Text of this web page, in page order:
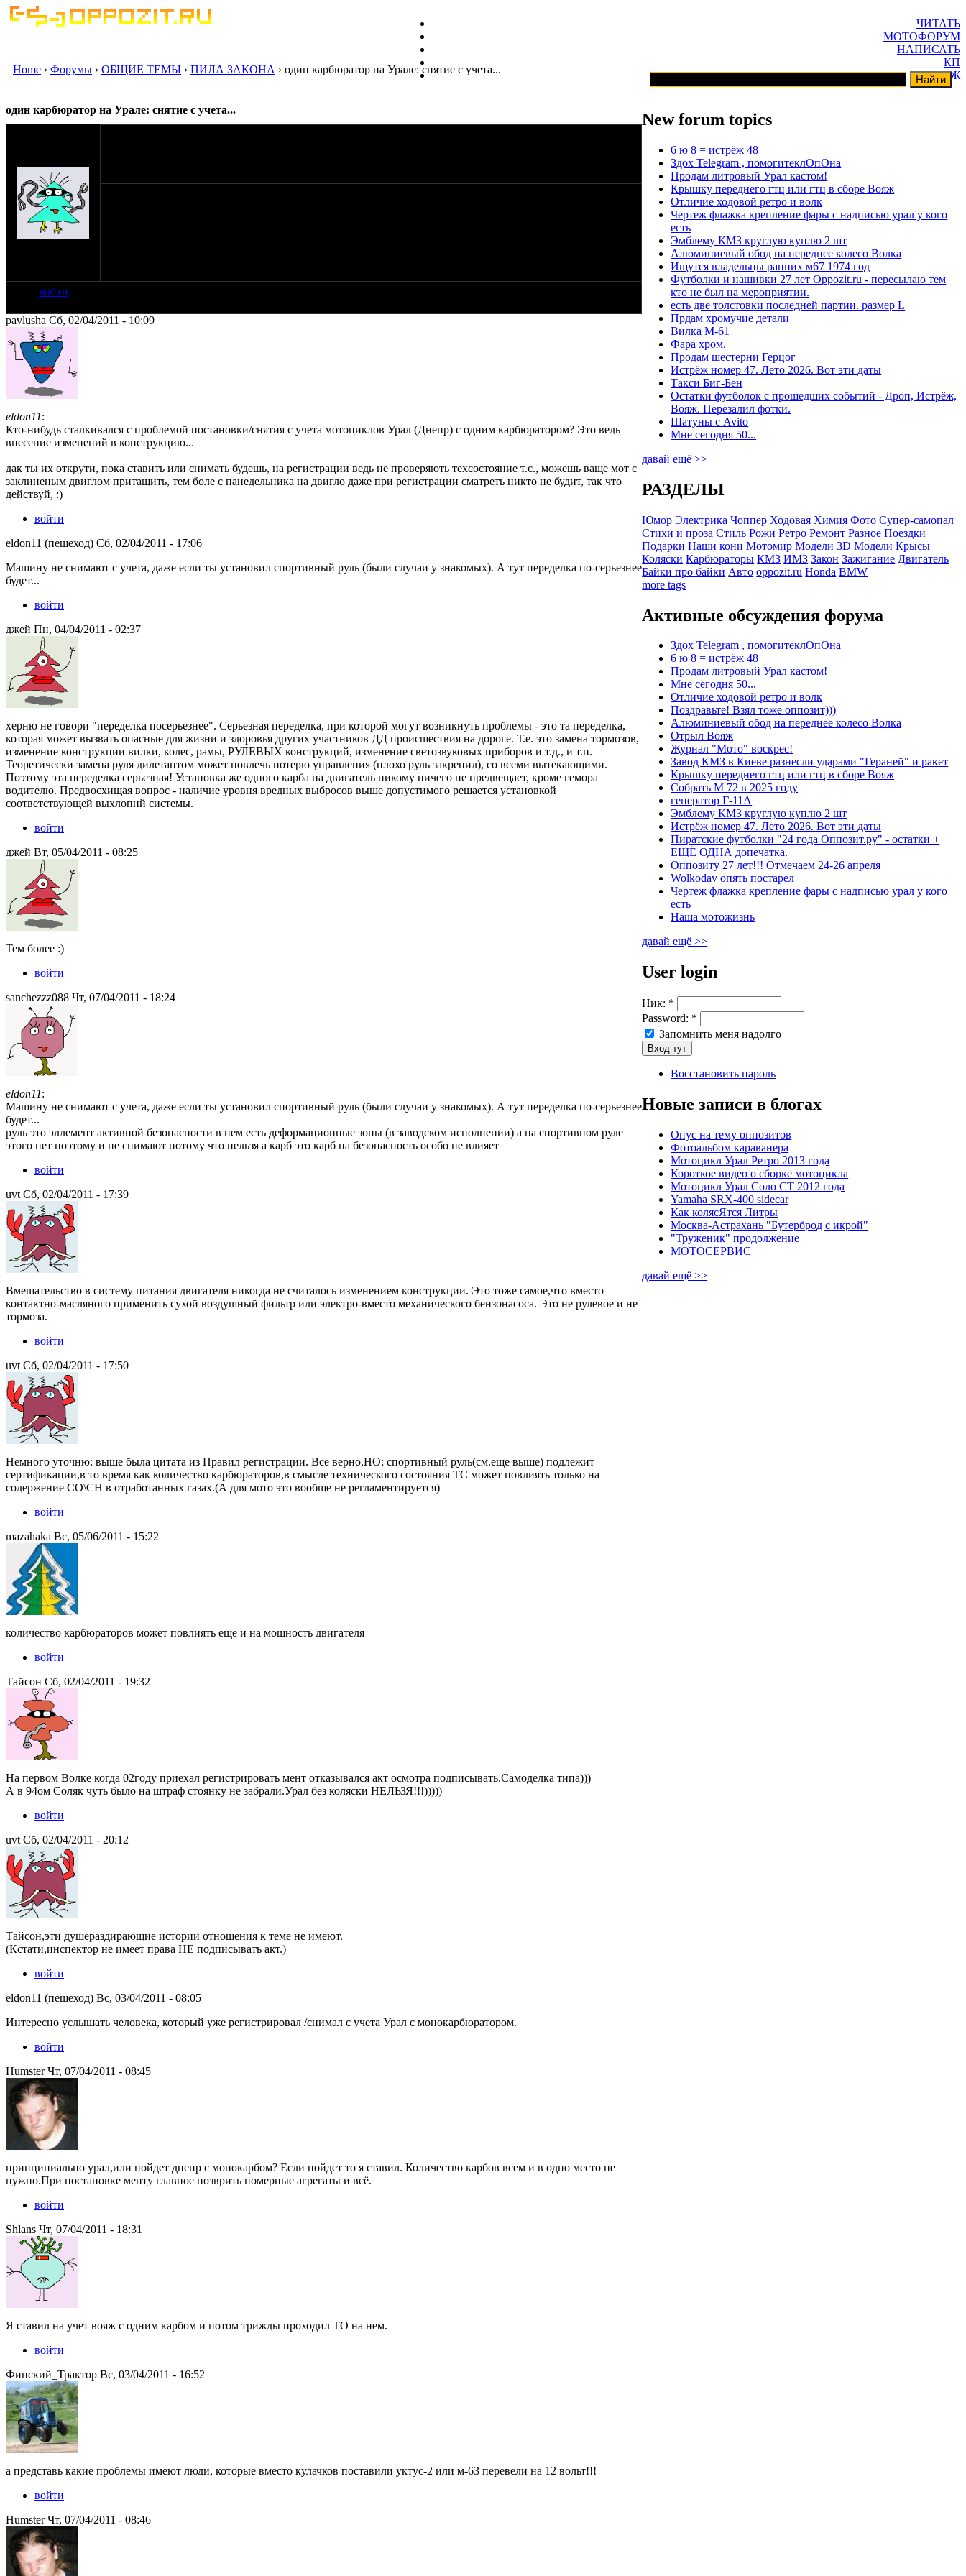
ЧИТАТЬ
МОТОФОРУМ
НАПИСАТЬ
КП
ГАРАЖ
Home › Форумы › ОБЩИЕ ТЕМЫ › ПИЛА ЗАКОНА › один карбюратор на Урале: снятие с учета...
один карбюратор на Урале: снятие с учета...
войти
pavlusha Сб, 02/04/2011 - 10:09
eldon11:
Кто-нибудь сталкивался с проблемой постановки/снятия с учета мотоциклов Урал (Днепр) с одним карбюратором? Это ведь
внесение изменений в конструкцию...
дак ты их открути, пока ставить или снимать будешь, на регистрации ведь не проверяють техсостояние т.с., можешь ваще мот с
заклиненым двиглом притащить, тем боле с панедельника на двигло даже при регистрации сматреть никто не будит, так что
действуй, :)
войти
eldon11 (пешеход) Сб, 02/04/2011 - 17:06
Машину не снимают с учета, даже если ты установил спортивный руль (были случаи у знакомых). А тут переделка по-серьезнее
будет...
войти
джей Пн, 04/04/2011 - 02:37
херню не говори "переделка посерьезнее". Серьезная переделка, при которой могут возникнуть проблемы - это та переделка,
которая может вызвать опасные для жизни и здоровья других участников ДД происшествия на дороге. Т.е. это замена тормозов,
изменение конструкции вилки, колес, рамы, РУЛЕВЫХ конструкций, изменение светозвуковых приборов и т.д., и т.п.
Теоретически замена руля дилетантом может повлечь потерю управления (плохо руль закрепил), со всеми вытекающими.
Поэтому эта переделка серьезная! Установка же одного карба на двигатель никому ничего не предвещает, кроме гемора
водителю. Предвосхищая вопрос - наличие уровня вредных выбросов выше допустимого решается установкой
соответствующей выхлопнй системы.
войти
джей Вт, 05/04/2011 - 08:25
Тем более :)
войти
sanchezzz088 Чт, 07/04/2011 - 18:24
eldon11:
Машину не снимают с учета, даже если ты установил спортивный руль (были случаи у знакомых). А тут переделка по-серьезнее
будет...
руль это эллемент активной безопасности в нем есть деформационные зоны (в заводском исполнении) а на спортивном руле
этого нет поэтому и не снимают потому что нельзя а карб это карб на безопасность особо не влияет
войти
uvt Сб, 02/04/2011 - 17:39
Вмешательство в систему питания двигателя никогда не считалось изменением конструкции. Это тоже самое,что вместо
контактно-масляного применить сухой воздушный фильтр или электро-вместо механического бензонасоса. Это не рулевое и не
тормоза.
войти
uvt Сб, 02/04/2011 - 17:50
Немного уточню: выше была цитата из Правил регистрации. Все верно,НО: спортивный руль(см.еще выше) подлежит
сертификации,в то время как количество карбюраторов,в смысле технического состояния ТС может повлиять только на
содержение СО\СН в отработанных газах.(А для мото это вообще не регламентируется)
войти
mazahaka Вс, 05/06/2011 - 15:22
количество карбюраторов может повлиять еще и на мощность двигателя
войти
Тайсон Сб, 02/04/2011 - 19:32
На первом Волке когда 02году приехал регистрировать мент отказывался акт осмотра подписывать.Самоделка типа)))
А в 94ом Соляк чуть было на штраф стоянку не забрали.Урал без коляски НЕЛЬЗЯ!!!)))))
войти
uvt Сб, 02/04/2011 - 20:12
Тайсон,эти душераздирающие истории отношения к теме не имеют.
(Кстати,инспектор не имеет права НЕ подписывать акт.)
войти
eldon11 (пешеход) Вс, 03/04/2011 - 08:05
Интересно услышать человека, который уже регистрировал /снимал с учета Урал с монокарбюратором.
войти
Humster Чт, 07/04/2011 - 08:45
принципиально урал,или пойдет днепр с монокарбом? Если пойдет то я ставил. Количество карбов всем и в одно место не
нужно.При постановке менту главное позврить номерные агрегаты и всё.
войти
Shlans Чт, 07/04/2011 - 18:31
Я ставил на учет вояж с одним карбом и потом трижды проходил ТО на нем.
войти
Финский_Трактор Вс, 03/04/2011 - 16:52
а представь какие проблемы имеют люди, которые вместо кулачков поставили уктус-2 или м-63 перевели на 12 вольт!!!
войти
Humster Чт, 07/04/2011 - 08:46
New forum topics
6 ю 8 = истрёж 48
Здох Telegram , помогитеклОпОна
Продам литровый Урал кастом!
Крышку переднего гтц или гтц в сборе Вояж
Отличие ходовой ретро и волк
Чертеж флажка крепление фары с надписью урал у кого
есть
Эмблему КМЗ круглую куплю 2 шт
Алюминиевый обод на переднее колесо Волка
Ищутся владельцы ранних м67 1974 год
Футболки и нашивки 27 лет Oppozit.ru - пересылаю тем
кто не был на мероприятии.
есть две толстовки последней партии. размер L
Прдам хромучие детали
Вилка М-61
Фара хром.
Продам шестерни Герцог
Истрёж номер 47. Лето 2026. Вот эти даты
Такси Биг-Бен
Остатки футболок с прошедших событий - Дроп, Истрёж,
Вояж. Перезалил фотки.
Шатуны с Avito
Мне сегодня 50...
давай ещё >>
РАЗДЕЛЫ
Юмор Электрика Чоппер Ходовая Химия Фото Супер-самопал
Стихи и проза Стиль Рожи Ретро Ремонт Разное Поездки
Подарки Наши кони Мотомир Модели 3D Модели Крысы
Коляски Карбюраторы КМЗ ИМЗ Закон Зажигание Двигатель
Байки про байки Авто oppozit.ru Honda BMW
more tags
Активные обсуждения форума
Здох Telegram , помогитеклОпОна
6 ю 8 = истрёж 48
Продам литровый Урал кастом!
Мне сегодня 50...
Отличие ходовой ретро и волк
Поздравьте! Взял тоже оппозит)))
Алюминиевый обод на переднее колесо Волка
Отрыл Вояж
Журнал "Мото" воскрес!
Завод КМЗ в Киеве разнесли ударами "Гераней" и ракет
Крышку переднего гтц или гтц в сборе Вояж
Собрать М 72 в 2025 году
генератор Г-11А
Эмблему КМЗ круглую куплю 2 шт
Истрёж номер 47. Лето 2026. Вот эти даты
Пиратские футболки "24 года Оппозит.ру" - остатки +
ЕЩЁ ОДНА допечатка.
Оппозиту 27 лет!!! Отмечаем 24-26 апреля
Wolkodav опять постарел
Чертеж флажка крепление фары с надписью урал у кого
есть
Наша мотожизнь
давай ещё >>
User login
Ник: *
Password: *
Запомнить меня надолго
Восстановить пароль
Новые записи в блогах
Опус на тему оппозитов
Фотоальбом караванера
Мотоцикл Урал Ретро 2013 года
Короткое видео о сборке мотоцикла
Мотоцикл Урал Соло СТ 2012 года
Yamaha SRX-400 sidecar
Как колясЯтся Литры
Москва-Астрахань "Бутерброд с икрой"
"Труженик" продолжение
МОТОСЕРВИС
давай ещё >>